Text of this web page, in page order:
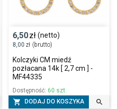
6,50zł (netto)
8,00 zł (brutto)
Kolczyki CM miedź
pozłacana 14k [ 2,7 cm ] -
MF44335
Dostępność: 60 szt.
 DODAJ DO KOSZYKA 